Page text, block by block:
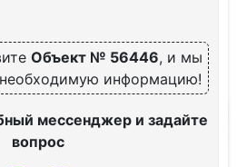
Объект № 56446, и мы
информацию!
мессенджер и задайте
вопрос